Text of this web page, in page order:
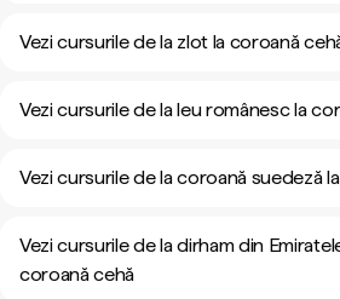
Vezi cursurile de la zlot la coroană
Vezi cursurile de la leu românesc la
Vezi cursurile de la coroană suedeză
Vezi cursurile de la dirham din
coroană cehă